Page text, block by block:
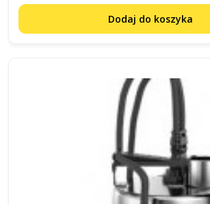
Dodaj do koszyka